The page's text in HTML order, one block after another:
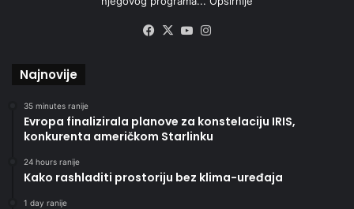
Facebook
X YouTube
Najnovije
35 minutes ranije
Evropa finalizirala planove za konstelaciju IRIS,
konkurenta američkom Starlinku
24 hours ranije
Kako rashladiti prostoriju bez klima-uređaja
1 day ranije